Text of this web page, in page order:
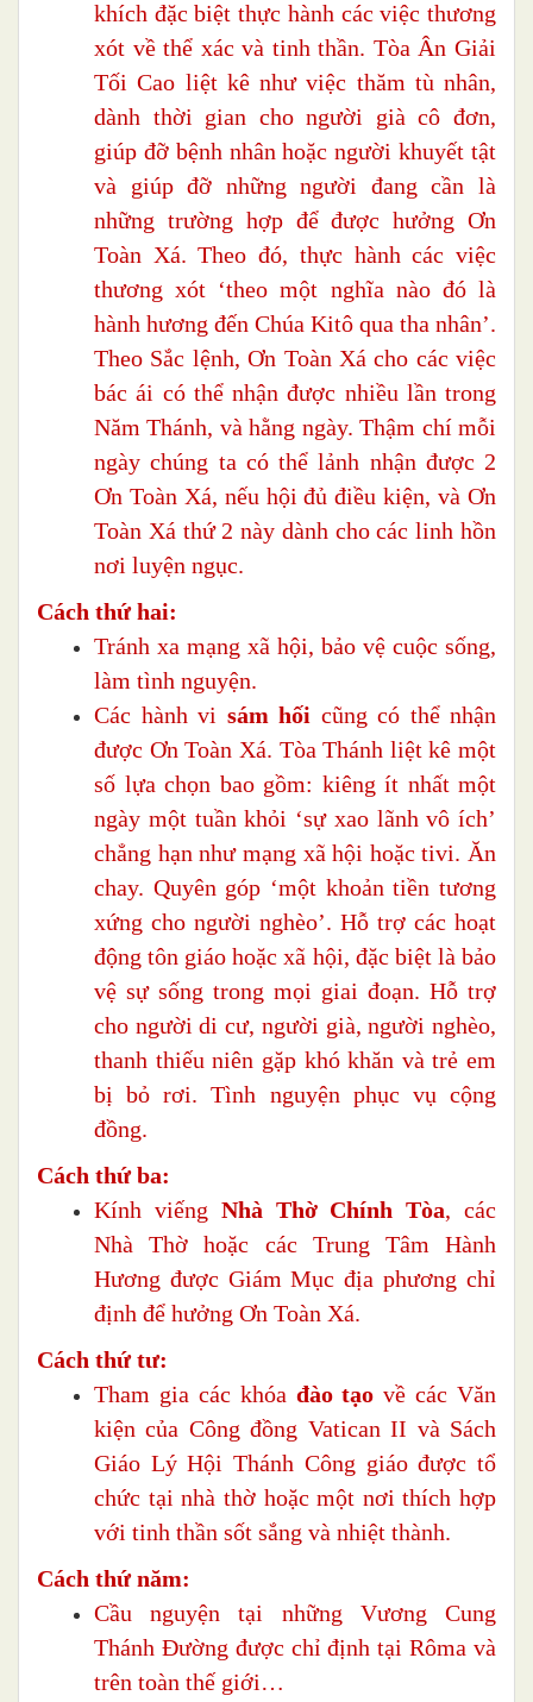
khích đặc biệt thực hành các việc thương
xót về thể xác và tinh thần. Tòa Ân Giải
Tối Cao liệt kê như việc thăm tù nhân,
dành thời gian cho người già cô đơn,
giúp đỡ bệnh nhân hoặc người khuyết tật
và giúp đỡ những người đang cần là
những trường hợp để được hưởng Ơn
Toàn Xá. Theo đó, thực hành các việc
thương xót ‘theo một nghĩa nào đó là
hành hương đến Chúa Kitô qua tha nhân’.
Theo Sắc lệnh, Ơn Toàn Xá cho các việc
bác ái có thể nhận được nhiều lần trong
Năm Thánh, và hằng ngày. Thậm chí mỗi
ngày chúng ta có thể lảnh nhận được 2
Ơn Toàn Xá, nếu hội đủ điều kiện, và Ơn
Toàn Xá thứ 2 này dành cho các linh hồn
nơi luyện ngục.
Cách thứ hai:
Tránh xa mạng xã hội, bảo vệ cuộc sống,
làm tình nguyện.
Các hành vi sám hối cũng có thể nhận
được Ơn Toàn Xá. Tòa Thánh liệt kê một
số lựa chọn bao gồm: kiêng ít nhất một
ngày một tuần khỏi ‘sự xao lãnh vô ích’
chẳng hạn như mạng xã hội hoặc tivi. Ăn
chay. Quyên góp ‘một khoản tiền tương
xứng cho người nghèo’. Hỗ trợ các hoạt
động tôn giáo hoặc xã hội, đặc biệt là bảo
vệ sự sống trong mọi giai đoạn. Hỗ trợ
cho người di cư, người già, người nghèo,
thanh thiếu niên gặp khó khăn và trẻ em
bị bỏ rơi. Tình nguyện phục vụ cộng
đồng.
Cách thứ ba:
Kính viếng Nhà Thờ Chính Tòa, các
Nhà Thờ hoặc các Trung Tâm Hành
Hương được Giám Mục địa phương chỉ
định để hưởng Ơn Toàn Xá.
Cách thứ tư:
Tham gia các khóa đào tạo về các Văn
kiện của Công đồng Vatican II và Sách
Giáo Lý Hội Thánh Công giáo được tổ
chức tại nhà thờ hoặc một nơi thích hợp
với tinh thần sốt sắng và nhiệt thành.
Cách thứ năm:
Cầu nguyện tại những Vương Cung
Thánh Đường được chỉ định tại Rôma và
trên toàn thế giới…